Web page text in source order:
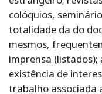
colóquios,
totalidade da do
mesmos,
imprensa
existência de
trabalho associada